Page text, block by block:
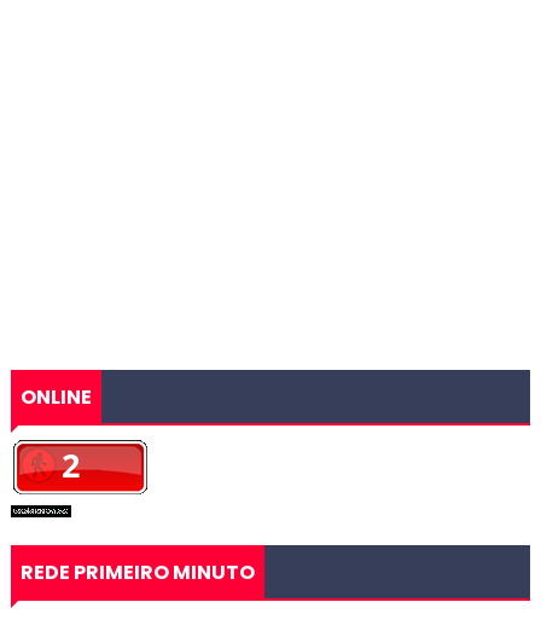
ONLINE
REDE PRIMEIRO MINUTO